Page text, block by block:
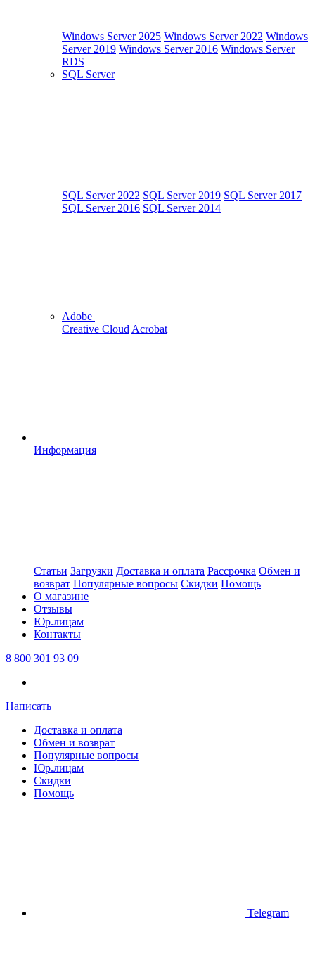
Windows Server 2025 Windows Server 2022 Windows
Server 2019 Windows Server 2016 Windows Server
RDS
SQL Server
SQL Server 2022 SQL Server 2019 SQL Server 2017
SQL Server 2016 SQL Server 2014
Adobe
Creative Cloud Acrobat
Информация
Статьи Загрузки Доставка и оплата Рассрочка Обмен и
возврат Популярные вопросы Скидки Помощь
О магазине
Отзывы
Юр.лицам
Контакты
8 800 301 93 09
Написать
Доставка и оплата
Обмен и возврат
Популярные вопросы
Юр.лицам
Скидки
Помощь
Telegram